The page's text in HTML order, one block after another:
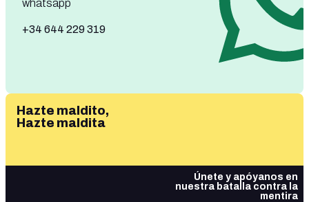
whatsapp
+34 644 229 319
Hazte maldito,
Hazte maldita
Únete y apóyanos en
nuestra batalla contra la
mentira